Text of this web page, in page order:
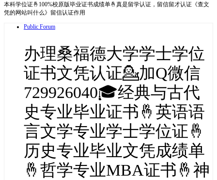
本科学位证🤞100%校原版毕业证书成绩单🤞真是留学认证，留信留才认证《查文
凭的网站叫什么》留信认证作用
Public Forum
办理桑福德大学学士学位
证书文凭认证💁加Q微信
729926040🎓经典与古代
史专业毕业证书🤞英语语
言文学专业学士学位证🤞
历史专业毕业文凭成绩单
🤞哲学专业MBA证书🤞神